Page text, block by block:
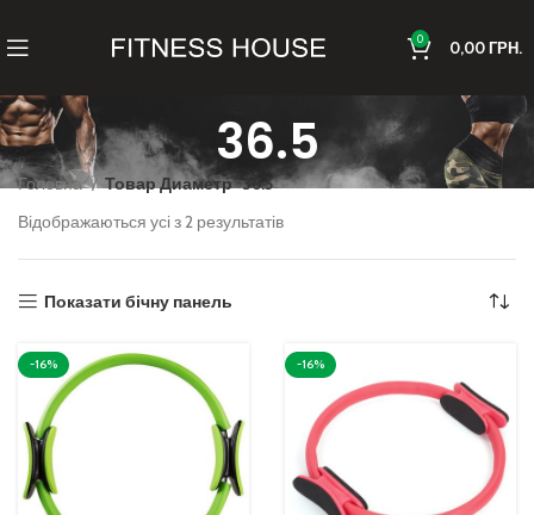
0 0,00ГРН.
36.5
Головна Товар Диаметр 36.5
Відображаються усі з 2 результатів
Показати бічну панель
-16% -16%